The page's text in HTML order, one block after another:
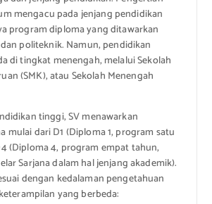
mengacu pada jenjang pendidikan
program diploma yang ditawarkan
politeknik. Namun, pendidikan
di tingkat menengah, melalui Sekolah
(SMK), atau Sekolah Menengah
tinggi, SV menawarkan
mulai dari D1 (Diploma 1, program satu
(Diploma 4, program empat tahun,
Sarjana dalam hal jenjang akademik).
dengan kedalaman pengetahuan
yang berbeda: